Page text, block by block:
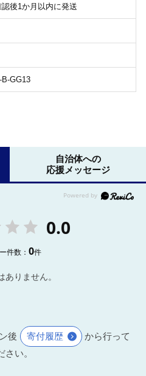
後1か月以内に発送
B-GG13
自治体への
応援メッセージ
0.0
件数：0件
ありません。
後 寄付履歴
から行って
さい。